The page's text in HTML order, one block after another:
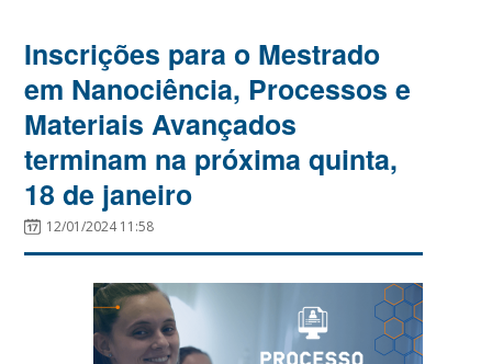
Inscrições para o Mestrado
em Nanociência, Processos e
Materiais Avançados
terminam na próxima quinta,
18 de janeiro
12/01/2024 11:58